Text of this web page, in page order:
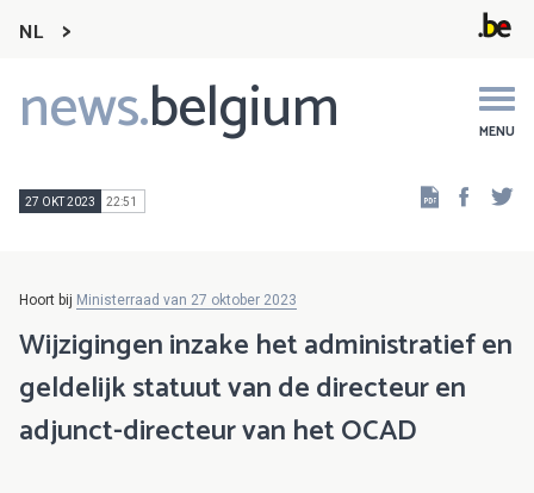
NL
news.belgium MENU
Main
navigation
27 OKT 2023 22:51
Hoort bij Ministerraad van 27 oktober 2023
Wijzigingen inzake het administratief en
geldelijk statuut van de directeur en
adjunct-directeur van het OCAD